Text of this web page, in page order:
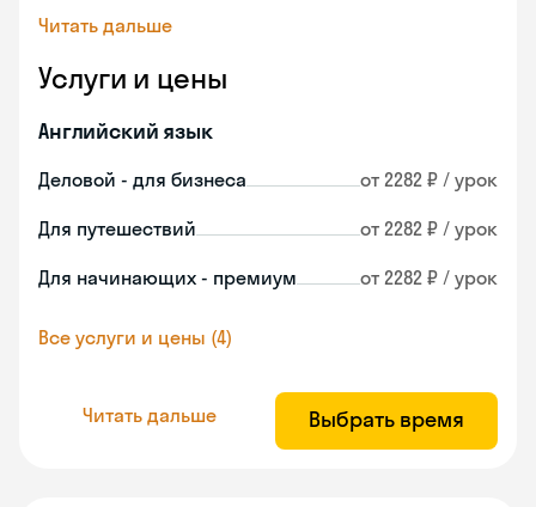
Читать дальше
Услуги и цены
Английский язык
Деловой - для бизнеса от 2282 ₽ / урок
Для путешествий от 2282 ₽ / урок
Для начинающих - премиум от 2282 ₽ / урок
Все услуги и цены (4)
Читать дальше Выбрать время